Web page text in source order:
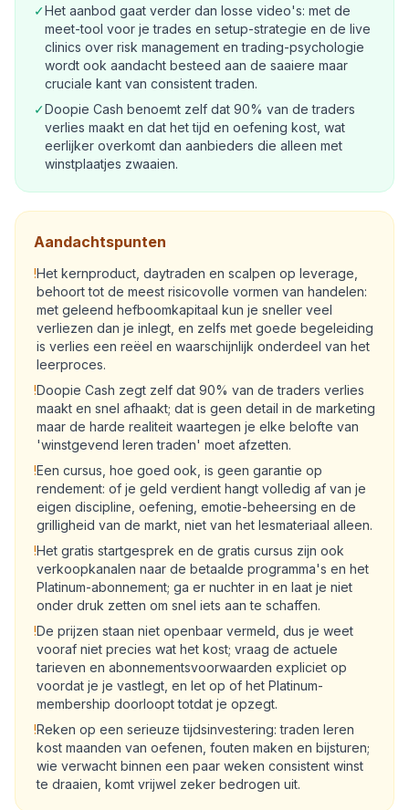
✓Het aanbod gaat verder dan losse video's: met de
meet-tool voor je trades en setup-strategie en de live
clinics over risk management en trading-psychologie
wordt ook aandacht besteed aan de saaiere maar
cruciale kant van consistent traden.
✓Doopie Cash benoemt zelf dat 90% van de traders
verlies maakt en dat het tijd en oefening kost, wat
eerlijker overkomt dan aanbieders die alleen met
winstplaatjes zwaaien.
Aandachtspunten
!Het kernproduct, daytraden en scalpen op leverage,
behoort tot de meest risicovolle vormen van handelen:
met geleend hefboomkapitaal kun je sneller veel
verliezen dan je inlegt, en zelfs met goede begeleiding
is verlies een reëel en waarschijnlijk onderdeel van het
leerproces.
!Doopie Cash zegt zelf dat 90% van de traders verlies
maakt en snel afhaakt; dat is geen detail in de marketing
maar de harde realiteit waartegen je elke belofte van
'winstgevend leren traden' moet afzetten.
!Een cursus, hoe goed ook, is geen garantie op
rendement: of je geld verdient hangt volledig af van je
eigen discipline, oefening, emotie-beheersing en de
grilligheid van de markt, niet van het lesmateriaal alleen.
!Het gratis startgesprek en de gratis cursus zijn ook
verkoopkanalen naar de betaalde programma's en het
Platinum-abonnement; ga er nuchter in en laat je niet
onder druk zetten om snel iets aan te schaffen.
!De prijzen staan niet openbaar vermeld, dus je weet
vooraf niet precies wat het kost; vraag de actuele
tarieven en abonnementsvoorwaarden expliciet op
voordat je je vastlegt, en let op of het Platinum-
membership doorloopt totdat je opzegt.
!Reken op een serieuze tijdsinvestering: traden leren
kost maanden van oefenen, fouten maken en bijsturen;
wie verwacht binnen een paar weken consistent winst
te draaien, komt vrijwel zeker bedrogen uit.